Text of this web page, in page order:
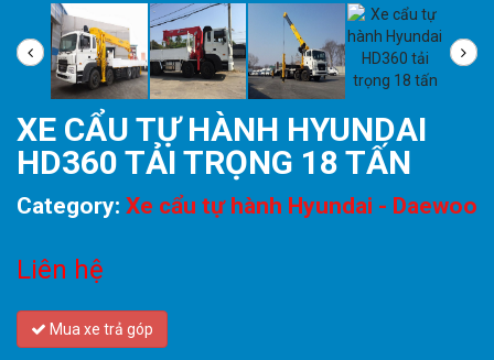
XE CẨU TỰ HÀNH HYUNDAI
HD360 TẢI TRỌNG 18 TẤN
Category: Xe cẩu tự hành Hyundai - Daewoo
Liên hệ
Mua xe trả góp